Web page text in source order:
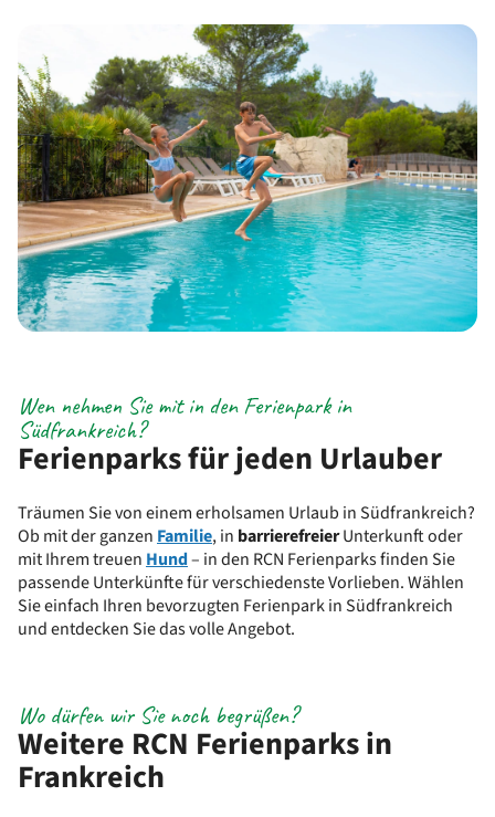
Ferienparks für jeden Urlauber
Wen nehmen Sie mit in den Ferienpark in
Südfrankreich?
Träumen Sie von einem erholsamen Urlaub in Südfrankreich?
Ob mit der ganzen Familie, in barrierefreierUnterkunft oder
mit Ihrem treuen Hund– in den RCN Ferienparks finden Sie
passende Unterkünfte für verschiedenste Vorlieben. Wählen
Sie einfach Ihren bevorzugten Ferienpark in Südfrankreich
und entdecken Sie das volle Angebot.
Weitere RCN Ferienparks in
Frankreich
Wo dürfen wir Sie noch begrüßen?